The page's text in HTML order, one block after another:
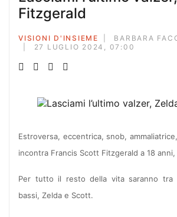
Fitzgerald
VISIONI D'INSIEME
BARBARA
27 LUGLIO 2024, 07:00
Estroversa, eccentrica, snob,
incontra Francis Scott Fitzgerald a 18
Per tutto il resto della vita saranno
bassi, Zelda e Scott.